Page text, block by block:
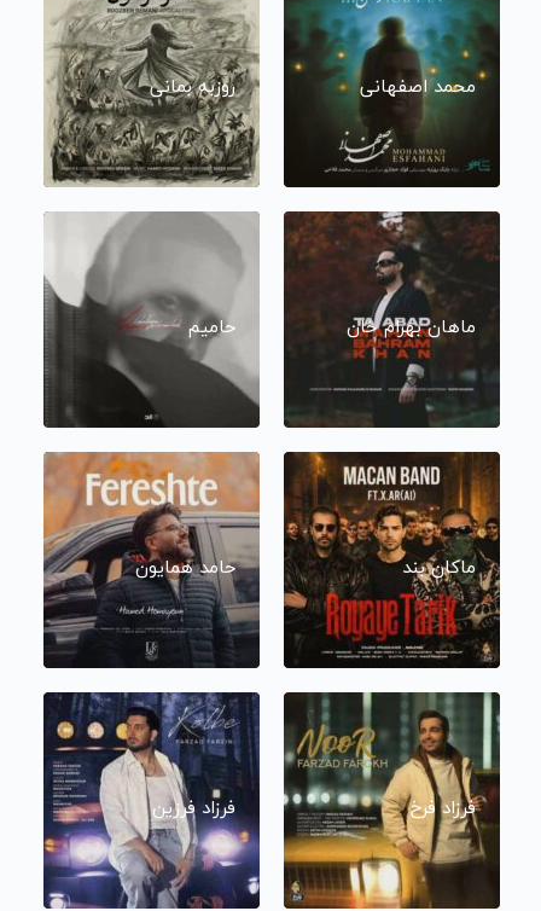
محمد اصفهانی روزبه بمانی
ماهان بهرام خان حامیم
ماکان بند حامد همایون
فرزاد فرخ فرزاد فرزین